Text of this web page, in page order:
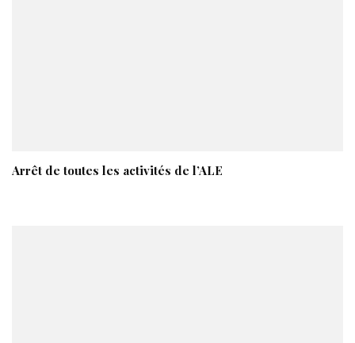
Arrêt de toutes les activités de l’ALE